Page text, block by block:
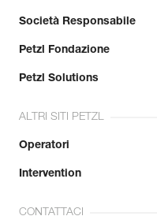
Società Responsabile
Petzl Fondazione
Petzl Solutions
ALTRI SITI PETZL
Operatori
Intervention
CONTATTACI